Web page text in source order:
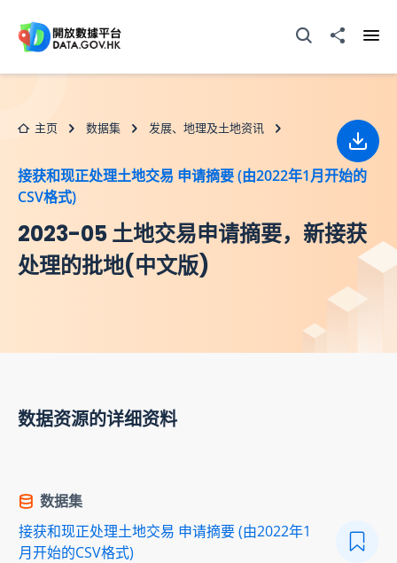
打开搜寻器分享至
主页 数据集 发展、地理及土地资讯
接获和现正处理土地交易 申请摘要 (由2022年1月开始的
CSV格式)
2023-05 土地交易申请摘要，新接获
处理的批地(中文版)
下载
数据资源的详细资料
数据集
接获和现正处理土地交易 申请摘要 (由2022年1
月开始的CSV格式)